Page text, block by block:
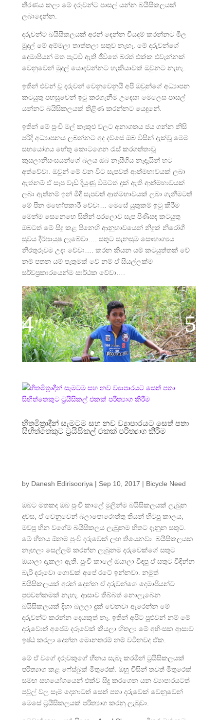
තීරණය කලා මේ දරුවන්ට පාසල් යන්න බයිසිකලයක්
ලබාදෙන්න.
දරුවන්ට බයිසිකලයක් අරන් දෙන්න වියදම් කරන්නට මිල
මුදල් මේ අම්මලා තාත්තලා සතුව නැහැ. මේ දරුවන්ගේ
දෙමාපියන් මත පැටවී ඇති ජීවිතේ බරත් එක්ක එවැන්නක්
වෙනුවෙන් මුදල් යොදවන්නට හැකියාවක් ඔවුනට නැහැ.
ඉතින් එවන් වූ දරුවන් වෙනුවෙනුයි අපි ඔවුන්ගේ අධ්‍යාපන
කටයුතු පහසුවෙන් ඉටු කරගැනීම උදෙසා මෙලෙස පාසල්
යන්නට බයිසිකලයක් තිළිණ කරන්නට යෙදුනේ.
ඉතින් මේ පුංචි මල් කැකුළු වලට අනාගතය ජය ගන්න නිසි
පරිදි අධ්‍යාපනය ලබන්නට අද දවසේ ඔබ විසින් දැක්වූ මෙම
සහයෝගය හේතු කොටගෙන රැස් කරගත්තාවූ
කුසලානිසංසයන්ගේ බලය ඔබ නැසීගිය නෑදෑයින් හට
අත්වේවා. ඔවුන් මේ වන විට සැපවත් ආත්මභාවයක් ලබා
ඇත්නම් ඒ සැප වැඩි දියුණු වීමටත් දුක් ඇති ආත්මභාවයක්
ලබා ඇත්නම් ඉන් මිදී සැපවත් ආත්මභාවයක් ලබා ගැනීමටත්
මේ පින මහෝපකාරී වේවා… මෙසේ යුතුකම් ඉටු කිරීම
මෙන්ම සෙනෙහෙ සිතින් පරලොව සැප පිණිසඳ කටයුතු
ඔබටත් මේ සිදු කළ පිනෙහි ආනුභාවයෙන් නිදුක් නීරෝගී
සුවය දීර්ඝායුෂ ලැබේවා…. සතුට සැනසුම සෞභාග්‍යය
නිරතුරුවම උදා වේවා…. කරන කියන යම් කටයුත්තක් වේ
නම් පතන යම් පැතුමක් වේ නම් ඒ සියල්ලක්ම
සර්වප්‍රකාරයෙන්ම සාර්ථක වේවා….
හිතමිත්‍රාදීන් සැමටම සහ නව ව්‍යාපාරයට සෙත් පතා
සිඟිත්තෙකුට ට්‍රයිසිකල් එකක් පරිත්‍යාග කිරීම
by Danesh Edirisooriya | Sep 10, 2017 | Bicycle Need
ඔබට මතකද ඔබ පුංචි කාලේ මුලින්ම බයිසිකලයක් ලැබුන
දවස, ඒ වෙනුවෙන් බලාපොරොත්තු තියන් හිටපු කාලය,
මවපු හීන වගේම බයිසිකලය ලැබුනම හිතට දැනුන සතුට.
මේ හීනය ඕනම පුංචි දරුවෙක් ලඟ තියෙනවා. බයිසිකලයක
නැඟලා සෙල්ලම් කරන්න ලැබුනම දරුවෙක්ගේ සතුට
ඔයාලා දැකලා ඇති. පුංචි කාලේ ඔයාලා විඳපු ඒ සතුට විඳින්න
බැරි දරුවො ගොඩක් අපේ රටේ ඉන්නවා. නමුත්
බයිසිකලයක් අරන් දෙන්න ඒ දරුවන්ගේ දෙමාපියන්ට
පුළුවන්කමක් නැහැ. ආසාව තිබ්බත් නොලැබෙන
බයිසිකලයක් දිහා බලලා දුක් වෙනවා ඇරෙන්න මේ
දරුවන්ට කරන්න දෙයකුත් නෑ. ඉතින් අපිට පුළුවන් නම් මේ
දරුවොත් අපේම දරුවෙක් කියලා හිතලා මේ අහිංසක ආසාව
ඉෂ්ඨ කරලා දෙන්න මොනතරම් නම් වටිනවද ඒක.
මේ ඒ වගේ දරුවකුගේ හීනය සැබෑ කරමින් ට්‍රයිසිකලයක්
පරිත්‍යාග කළ ෆේස්බුක් මිතුරෙක්. ඔහු විසින් තවත් මිතුරෙක්
සමඟ සහයෝගයෙන් එක්ව සිදු කරගෙන යන ව්‍යාපාරයටත්
පවුල් වල සෑම දෙනාටත් සෙත් පතා දරුවෙක් වෙනුවෙන්
මෙසේ ට්‍රයිසිකලයක් පරිත්‍යාග කරනු ලැබුවා.